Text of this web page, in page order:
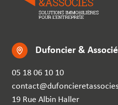
Dufoncier &
05 18 06 10 10
19 Rue Albin Haller